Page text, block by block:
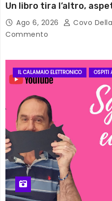
Un libro tira l’altro,
Ago 6, 2026 Covo
Commento
IL CALAMAIO ELETTRONICO OSPITI